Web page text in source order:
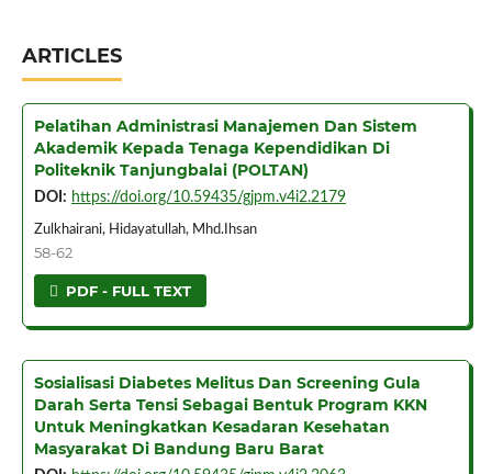
ARTICLES
Pelatihan Administrasi Manajemen Dan Sistem
Akademik Kepada Tenaga Kependidikan Di
Politeknik Tanjungbalai (POLTAN)
DOI: https://doi.org/10.59435/gjpm.v4i2.2179
Zulkhairani, Hidayatullah, Mhd.Ihsan
58-62
PDF - FULL TEXT
Sosialisasi Diabetes Melitus Dan Screening Gula
Darah Serta Tensi Sebagai Bentuk Program KKN
Untuk Meningkatkan Kesadaran Kesehatan
Masyarakat Di Bandung Baru Barat